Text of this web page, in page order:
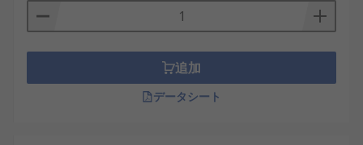
追加
データシート